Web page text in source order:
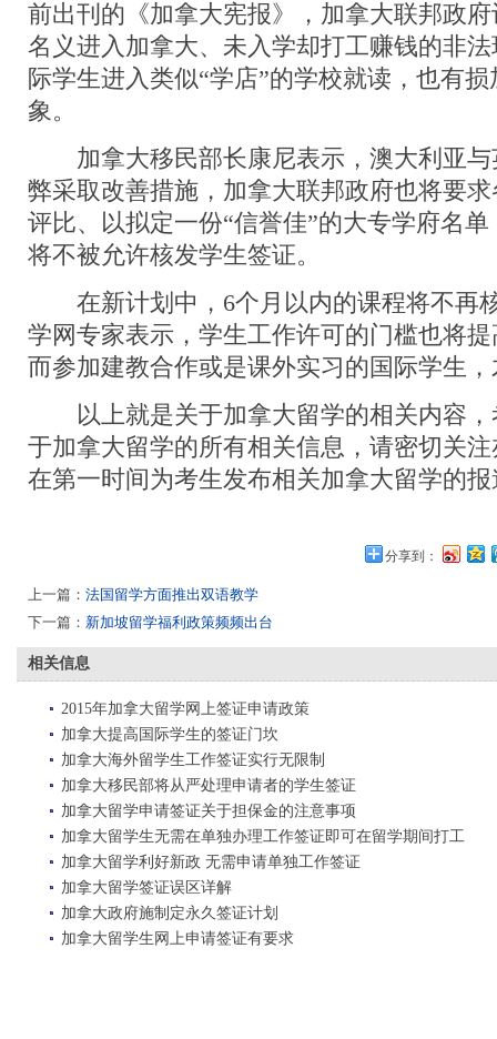
前出刊的《加拿大宪报》，加拿大联邦政
名义进入加拿大、未入学却打工赚钱的非
际学生进入类似“学店”的学校就读，也有
象。
加拿大移民部长康尼表示，澳大利亚与
弊采取改善措施，加拿大联邦政府也将要
评比、以拟定一份“信誉佳”的大专学府名
将不被允许核发学生签证。
在新计划中，6个月以内的课程将不再
学网专家表示，学生工作许可的门槛也将
而参加建教合作或是课外实习的国际学生
以上就是关于加拿大留学的相关内容，
于加拿大留学的所有相关信息，请密切关
在第一时间为考生发布相关加拿大留学的报
分享到：
上一篇： 法国留学方面推出双语教学
下一篇： 新加坡留学福利政策频频出台
相关信息
2015年加拿大留学网上签证申请政策
加拿大提高国际学生的签证门坎
加拿大海外留学生工作签证实行无限制
加拿大移民部将从严处理申请者的学生签证
加拿大留学申请签证关于担保金的注意事项
加拿大留学生无需在单独办理工作签证即可在留学期间打工
加拿大留学利好新政 无需申请单独工作签证
加拿大留学签证误区详解
加拿大政府施制定永久签证计划
加拿大留学生网上申请签证有要求